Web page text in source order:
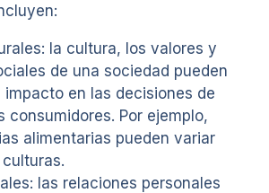
la cultura, los valores y
de una sociedad pueden
en las decisiones de
consumidores. Por ejemplo,
alimentarias pueden variar
las relaciones personales